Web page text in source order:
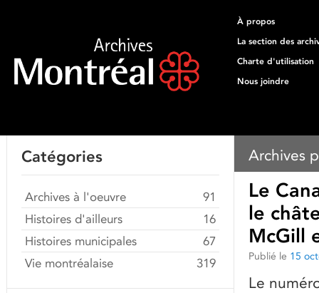
À propos
La section des
Charte d'utilisation
Nous joindre
Archives
Le
le
McGill
Publié le 15
Le
Catégories
Archives à l'oeuvre
91
Histoires d'ailleurs
16
Histoires municipales
67
Vie montréalaise
319